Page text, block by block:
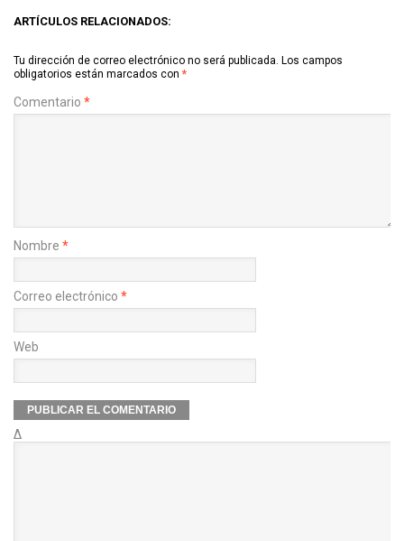
ARTÍCULOS RELACIONADOS:
Tu dirección de correo electrónico no será publicada. Los campos
obligatorios están marcados con *
Comentario *
Nombre *
Correo electrónico *
Web
Δ